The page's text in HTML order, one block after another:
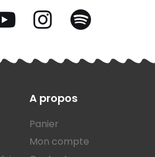
A propos
Panier
Mon compte